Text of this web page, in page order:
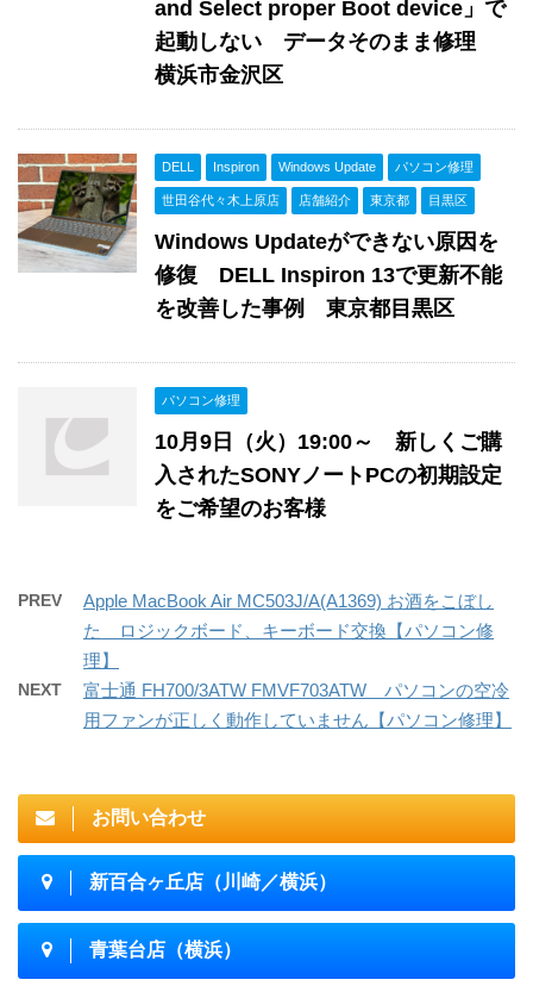
and Select proper Boot device」で
起動しない データそのまま修理
横浜市金沢区
DELL Inspiron Windows Update パソコン修理
世田谷代々木上原店 店舗紹介 東京都 目黒区
Windows Updateができない原因を
修復 DELL Inspiron 13で更新不能
を改善した事例 東京都目黒区
パソコン修理
10月9日（火）19:00～ 新しくご購
入されたSONYノートPCの初期設定
をご希望のお客様
PREV
Apple MacBook Air MC503J/A(A1369) お酒をこぼし
た ロジックボード、キーボード交換【パソコン修
理】
NEXT
富士通 FH700/3ATW FMVF703ATW パソコンの空冷
用ファンが正しく動作していません【パソコン修理】
お問い合わせ
新百合ヶ丘店（川崎／横浜）
青葉台店（横浜）